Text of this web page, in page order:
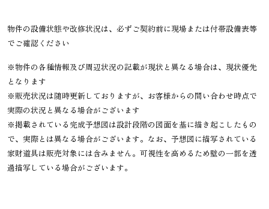
物件の設備状態や改修状況は、必ずご契約前に現場または付帯設備表等
でご確認ください
※物件の各種情報及び周辺状況の記載が現状と異なる場合は、現状優先
となります
※販売状況は随時更新しておりますが、お客様からの問い合わせ時点で
実際の状況と異なる場合がございます
※掲載されている完成予想図は設計段階の図面を基に描き起こしたもの
で、実際とは異なる場合がございます。なお、予想図に描写されている
家財道具は販売対象には含みません。可視性を高めるため壁の一部を透
過描写している場合がございます。